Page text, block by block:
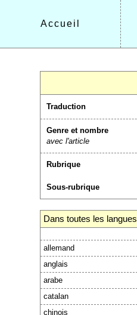
Accueil
Traduction
Genre et nombre
avec l'article
Rubrique
Sous-rubrique
Dans toutes les langues
allemand
anglais
arabe
catalan
chinois